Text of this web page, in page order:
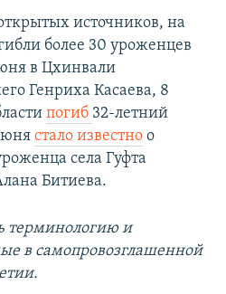
источников, на
более 30 уроженцев
в Цхинвали
Генриха Касаева, 8
погиб 32-летний
стало известноо
села Гуфта
Битиева.
терминологию и
в самопровозглашенной